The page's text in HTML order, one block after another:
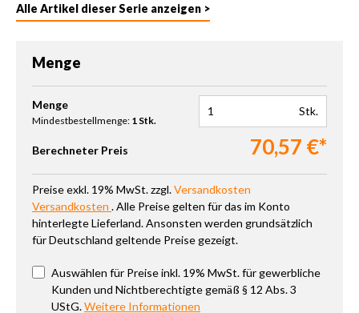
Alle Artikel dieser Serie anzeigen >
Menge
Produkt Anzahl: Gib den gewünschten Wert ein oder benutze
Menge
Mindestbestellmenge: 1 Stk.
Stk.
Berechneter Preis 70,57 €*
Preise exkl. 19% MwSt. zzgl.Versandkosten
Versandkosten . Alle Preise gelten für das im Konto
hinterlegte Lieferland. Ansonsten werden grundsätzlich
für Deutschland geltende Preise gezeigt.
Auswählen für Preise inkl. 19% MwSt. für gewerbliche
Kunden und Nichtberechtigte gemäß § 12 Abs. 3
UStG.Weitere Informationen